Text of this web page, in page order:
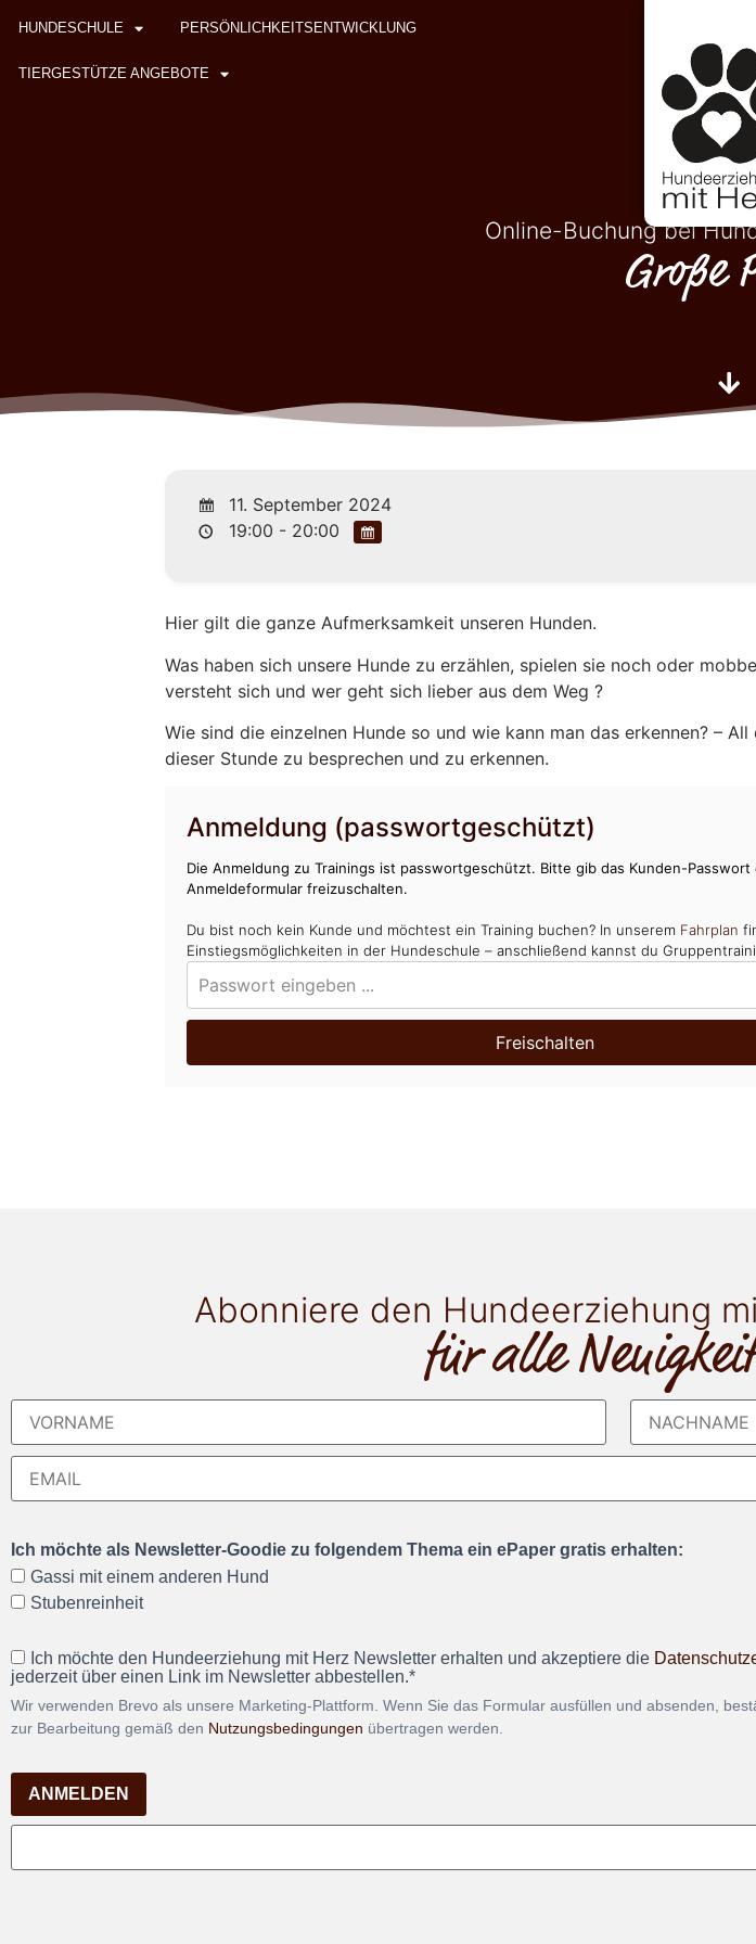
HUNDESCHULE PERSÖNLICHKEITSENTWICKLUNG
TIERGESTÜTZE ANGEBOTE
Online-Buchung bei
Große
11. September 2024
19:00 - 20:00
Hier gilt die ganze Aufmerksamkeit unseren Hunden.
Was haben sich unsere Hunde zu erzählen, spielen sie noch oder
versteht sich und wer geht sich lieber aus dem Weg ?
Wie sind die einzelnen Hunde so und wie kann man das erkennen? –
dieser Stunde zu besprechen und zu erkennen.
Anmeldung (passwortgeschützt)
Die Anmeldung zu Trainings ist passwortgeschützt. Bitte gib das Kunden-Passwort
Anmeldeformular freizuschalten.
Du bist noch kein Kunde und möchtest ein Training buchen? In unserem Fahrplan
Einstiegsmöglichkeiten in der Hundeschule – anschließend kannst du
Freischalten
Abonniere den Hundeerziehung
für alle
Ich möchte als Newsletter-Goodie zu folgendem Thema ein ePaper gratis erhalten:
Gassi mit einem anderen Hund
Stubenreinheit
Ich möchte den Hundeerziehung mit Herz Newsletter erhalten und akzeptiere die
jederzeit über einen Link im Newsletter abbestellen.*
Wir verwenden Brevo als unsere Marketing-Plattform. Wenn Sie das Formular ausfüllen und absenden,
zur Bearbeitung gemäß den Nutzungsbedingungen übertragen werden.
ANMELDEN